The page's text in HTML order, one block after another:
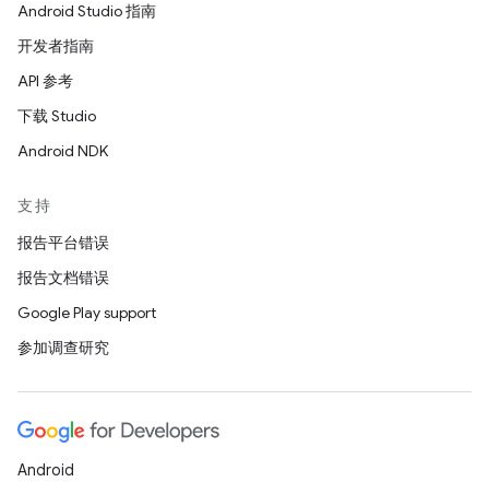
Android Studio 指南
开发者指南
API 参考
下载 Studio
Android NDK
支持
报告平台错误
报告文档错误
Google Play support
参加调查研究
Android